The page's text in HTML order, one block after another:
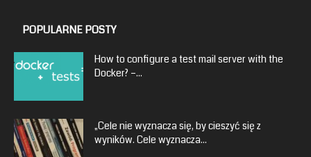
POPULARNE POSTY
How to configure a test mail server with the
Docker? –...
„Cele nie wyznacza się, by cieszyć się z
wyników. Cele wyznacza...